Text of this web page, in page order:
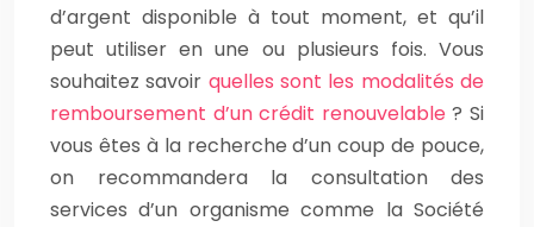
d’argent disponible à tout moment, et qu’il
peut utiliser en une ou plusieurs fois. Vous
souhaitez savoir quelles sont les modalités de
remboursement d’un crédit renouvelable? Si
vous êtes à la recherche d’un coup de pouce,
on recommandera la consultation des
services d’un organisme comme la Société